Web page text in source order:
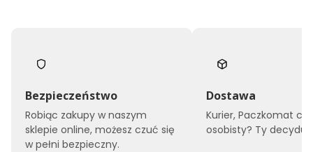
Bezpieczeństwo
Robiąc zakupy w naszym
sklepie online, możesz czuć się
w pełni bezpieczny.
Dostawa
Kurier, Paczkomat
osobisty? Ty